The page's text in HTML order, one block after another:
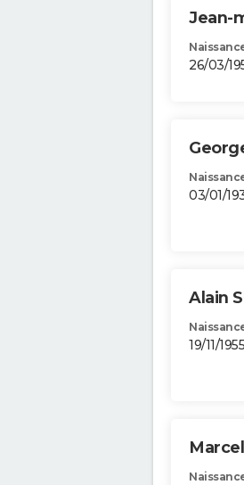
Jean-
26/03/
03/01/
Alain
19/11/